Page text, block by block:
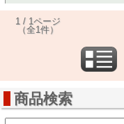
1 / 1ページ
（全1件）
商品検索